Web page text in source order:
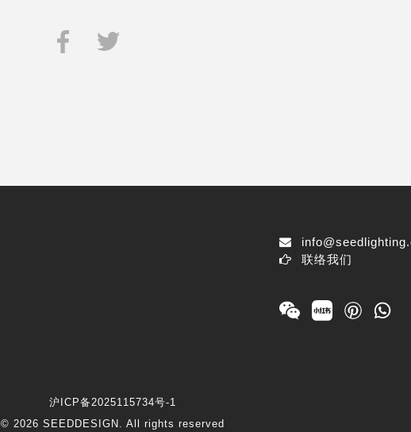
联络我们
沪ICP备2025115734号-1
© 2026 SEEDDESIGN. All rights reserved